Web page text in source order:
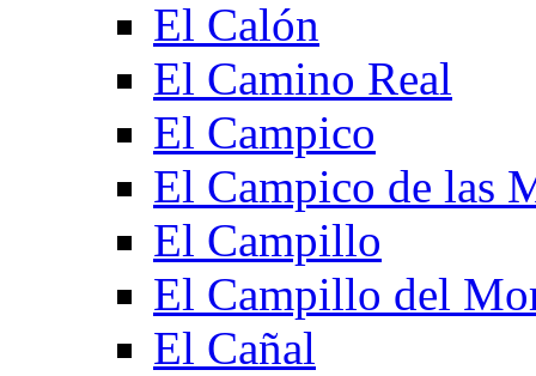
El Calón
El Camino Real
El Campico
El Campico de las
El Campillo
El Campillo del
El Cañal